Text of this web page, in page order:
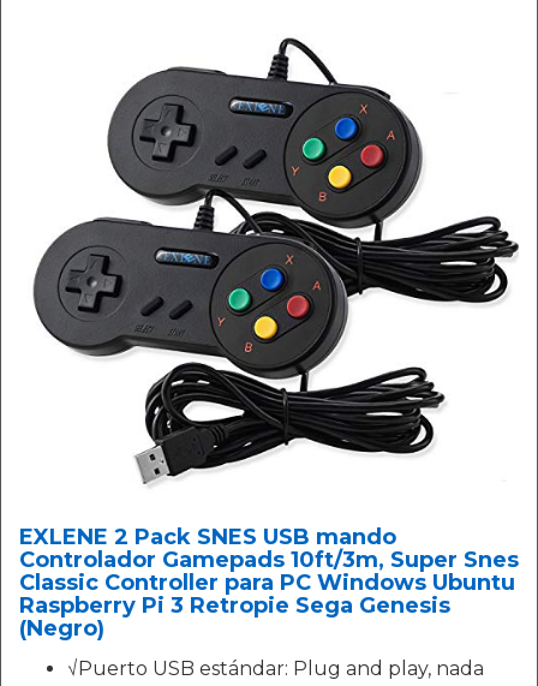
EXLENE 2 Pack SNES USB mando
Controlador Gamepads 10ft/3m, Super Snes
Classic Controller para PC Windows Ubuntu
Raspberry Pi 3 Retropie Sega Genesis
(Negro)
√Puerto USB estándar: Plug and play, nada